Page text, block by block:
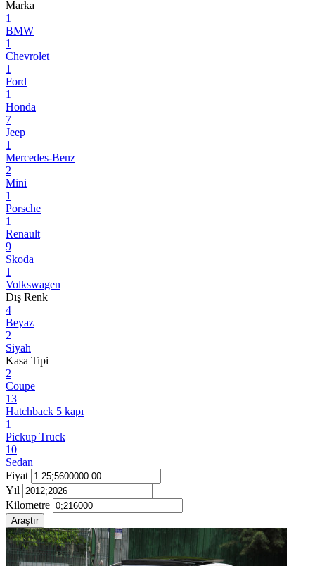
Marka
1
BMW
1
Chevrolet
1
Ford
1
Honda
7
Jeep
1
Mercedes-Benz
2
Mini
1
Porsche
1
Renault
9
Skoda
1
Volkswagen
Dış Renk
4
Beyaz
2
Siyah
Kasa Tipi
2
Coupe
13
Hatchback 5 kapı
1
Pickup Truck
10
Sedan
Fiyat
Yıl
Kilometre
Araştır